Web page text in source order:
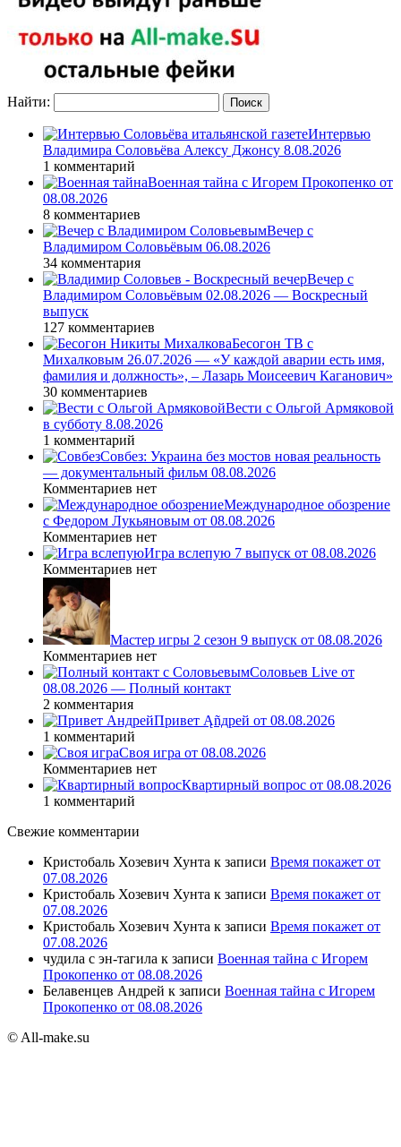
Найти:
Интервью
Владимира Соловьёва Алексу Джонсу 8.08.2026
1 комментарий
Военная тайна с Игорем Прокопенко от
08.08.2026
8 комментариев
Вечер с
Владимиром Соловьёвым 06.08.2026
34 комментария
Вечер с
Владимиром Соловьёвым 02.08.2026 — Воскресный
выпуск
127 комментариев
Бесогон ТВ с
Михалковым 26.07.2026 — «У каждой аварии есть имя,
фамилия и должность», – Лазарь Моисеевич Каганович»
30 комментариев
Вести с Ольгой Армяковой
в субботу 8.08.2026
1 комментарий
Совбез: Украина без мостов новая реальность
— документальный фильм 08.08.2026
Комментариев нет
Международное обозрение
с Федором Лукьяновым от 08.08.2026
Комментариев нет
Игра вслепую 7 выпуск от 08.08.2026
Комментариев нет
Мастер игры 2 сезон 9 выпуск от 08.08.2026
Комментариев нет
Соловьев Live от
08.08.2026 — Полный контакт
2 комментария
Привет Ąñдpей от 08.08.2026
1 комментарий
Своя игра от 08.08.2026
Комментариев нет
Квартирный вопрос от 08.08.2026
1 комментарий
Свежие комментарии
Кристобаль Хозевич Хунта к записи Время покажет от
07.08.2026
Кристобаль Хозевич Хунта к записи Время покажет от
07.08.2026
Кристобаль Хозевич Хунта к записи Время покажет от
07.08.2026
чудила с эн-тагила к записи Военная тайна с Игорем
Прокопенко от 08.08.2026
Белавенцев Андрей к записи Военная тайна с Игорем
Прокопенко от 08.08.2026
© All-make.su